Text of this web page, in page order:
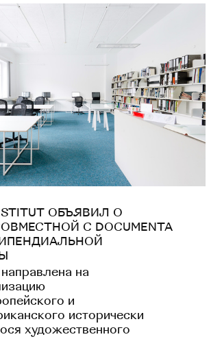
ОБЪЯВИЛ О
С DOCUMENTA
на
и
исторически
художественного